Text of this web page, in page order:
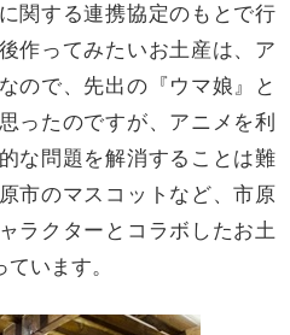
関する連携協定のもとで行
作ってみたいお土産は、ア
ので、先出の『ウマ娘』と
ったのですが、アニメを利
な問題を解消することは難
市のマスコットなど、市原
ラクターとコラボしたお土
います。